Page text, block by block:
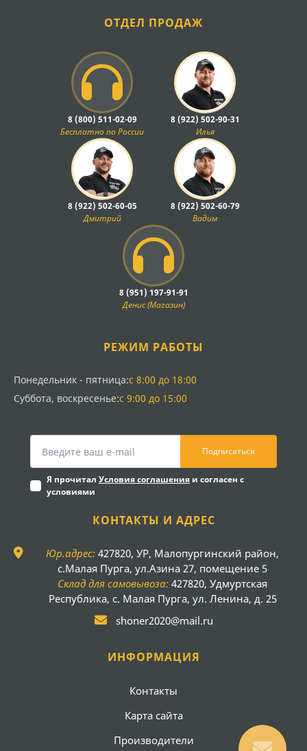
ОТДЕЛ ПРОДАЖ
8 (800) 511-02-09
Бесплатно по России
8 (922) 502-90-31
Илья
8 (922) 502-60-05
Дмитрий
8 (922) 502-60-79
Вадим
8 (951) 197-91-91
Денис (Магазин)
РЕЖИМ РАБОТЫ
Понедельник - пятница:с 8:00 до 18:00
Суббота, воскресенье:с 9:00 до 15:00
Подписаться
Я прочитал Условия соглашения и согласен с
условиями
КОНТАКТЫ И АДРЕС
Юр.адрес: 427820, УР, Малопургинский район,
с.Малая Пурга, ул.Азина 27, помещение 5
Склад для самовывоза: 427820, Удмуртская
Республика, с. Малая Пурга, ул. Ленина, д. 25
shoner2020@mail.ru
ИНФОРМАЦИЯ
Контакты
Карта сайта
Производители